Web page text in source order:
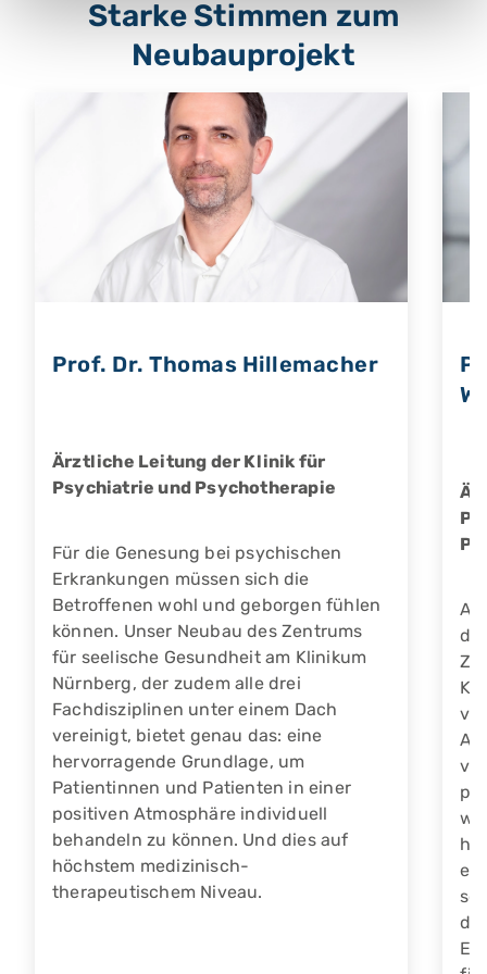
Starke Stimmen zum
Neubauprojekt
Prof. Dr. Thomas Hillemacher
Ärztliche Leitung der Klinik für
Psychiatrie und Psychotherapie
Für die Genesung bei psychischen
Erkrankungen müssen sich die
Betroffenen wohl und geborgen fühlen
können. Unser Neubau des Zentrums
für seelische Gesundheit am Klinikum
Nürnberg, der zudem alle drei
Fachdisziplinen unter einem Dach
vereinigt, bietet genau das: eine
hervorragende Grundlage, um
Patientinnen und Patienten in einer
positiven Atmosphäre individuell
behandeln zu können. Und dies auf
höchstem medizinisch-
therapeutischem Niveau.